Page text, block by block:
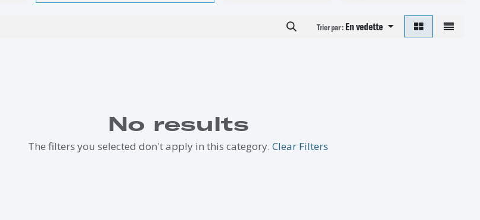
Trier par :En vedette
No results
The filters you selected don't apply in this category. Clear Filters